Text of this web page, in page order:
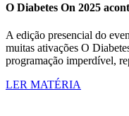
O Diabetes On 2025
A edição presencial do
muitas ativações O
programação imperdível,
LER MATÉRIA